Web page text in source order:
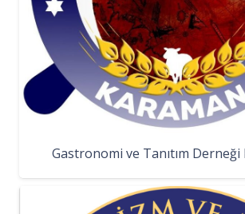
Gastronomi ve Tanıtım Derneği